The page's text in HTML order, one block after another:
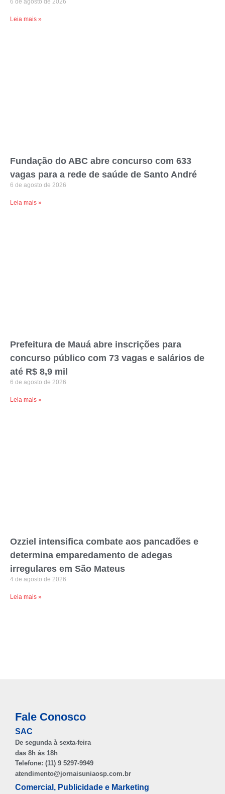
6 de agosto de 2026
Leia mais »
Fundação do ABC abre concurso com 633
vagas para a rede de saúde de Santo André
6 de agosto de 2026
Leia mais »
Prefeitura de Mauá abre inscrições para
concurso público com 73 vagas e salários de
até R$ 8,9 mil
6 de agosto de 2026
Leia mais »
Ozziel intensifica combate aos pancadões e
determina emparedamento de adegas
irregulares em São Mateus
4 de agosto de 2026
Leia mais »
Fale Conosco
SAC
De segunda à sexta-feira
das 8h às 18h
Telefone: (11) 9 5297-9949
atendimento@jornaisuniaosp.com.br
Comercial, Publicidade e Marketing